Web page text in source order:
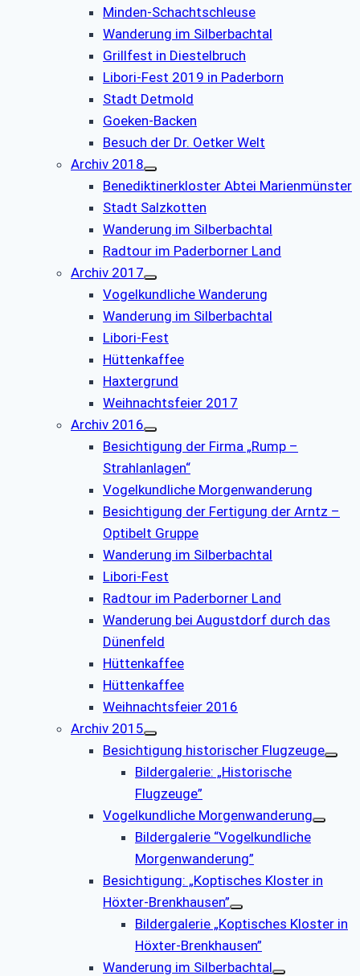
Minden-Schachtschleuse
Wanderung im Silberbachtal
Grillfest in Diestelbruch
Libori-Fest 2019 in Paderborn
Stadt Detmold
Goeken-Backen
Besuch der Dr. Oetker Welt
Archiv 2018
Benediktinerkloster Abtei Marienmünster
Stadt Salzkotten
Wanderung im Silberbachtal
Radtour im Paderborner Land
Archiv 2017
Vogelkundliche Wanderung
Wanderung im Silberbachtal
Libori-Fest
Hüttenkaffee
Haxtergrund
Weihnachtsfeier 2017
Archiv 2016
Besichtigung der Firma „Rump –
Strahlanlagen“
Vogelkundliche Morgenwanderung
Besichtigung der Fertigung der Arntz –
Optibelt Gruppe
Wanderung im Silberbachtal
Libori-Fest
Radtour im Paderborner Land
Wanderung bei Augustdorf durch das
Dünenfeld
Hüttenkaffee
Hüttenkaffee
Weihnachtsfeier 2016
Archiv 2015
Besichtigung historischer Flugzeuge
Bildergalerie: „Historische
Flugzeuge”
Vogelkundliche Morgenwanderung
Bildergalerie “Vogelkundliche
Morgenwanderung”
Besichtigung: „Koptisches Kloster in
Höxter-Brenkhausen”
Bildergalerie „Koptisches Kloster in
Höxter-Brenkhausen”
Wanderung im Silberbachtal